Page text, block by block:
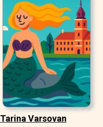
Tarina Varsovan